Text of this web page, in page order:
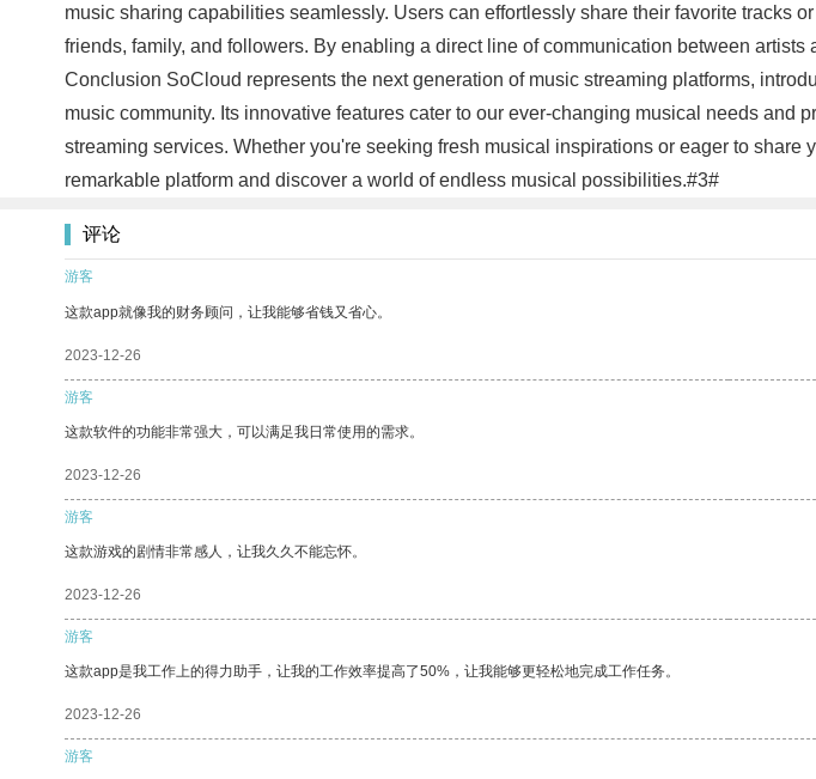
music sharing capabilities seamlessly. Users can effortlessly share their favorite tracks
friends, family, and followers. By enabling a direct line of communication between
Conclusion SoCloud represents the next generation of music streaming platforms,
music community. Its innovative features cater to our ever-changing musical needs and
streaming services. Whether you're seeking fresh musical inspirations or eager to
remarkable platform and discover a world of endless musical possibilities.#3#
评论
游客
这款app就像我的财务顾问，让我能够省钱又省心。
2023-12-26
游客
这款软件的功能非常强大，可以满足我日常使用的需求。
2023-12-26
游客
这款游戏的剧情非常感人，让我久久不能忘怀。
2023-12-26
游客
这款app是我工作上的得力助手，让我的工作效率提高了50%，让我能够更轻松地完成工作任务。
2023-12-26
游客